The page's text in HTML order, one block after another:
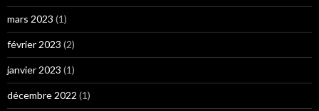
mars 2023 (1)
février 2023 (2)
janvier 2023 (1)
décembre 2022 (1)